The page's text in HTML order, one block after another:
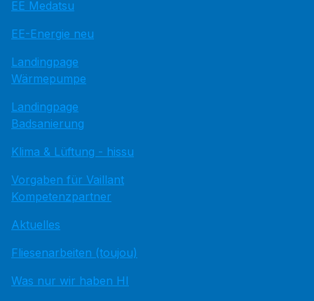
EE Medatsu
EE-Energie neu
Landingpage
Wärmepumpe
Landingpage
Badsanierung
Klima & Lüftung - hissu
Vorgaben für Vaillant
Kompetenzpartner
Aktuelles
Fliesenarbeiten (toujou)
Was nur wir haben HI